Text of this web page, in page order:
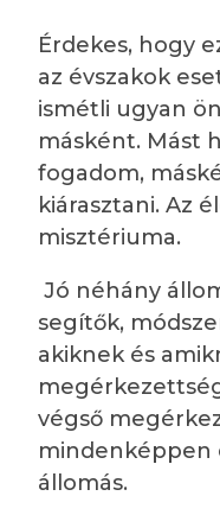
Érdekes, hogy
az évszakok
ismétli ugyan
másként. Mást
fogadom,
kiárasztani. Az
misztériuma.
Jó néhány
segítők,
akiknek és
végső
mindenképpen
állomás.